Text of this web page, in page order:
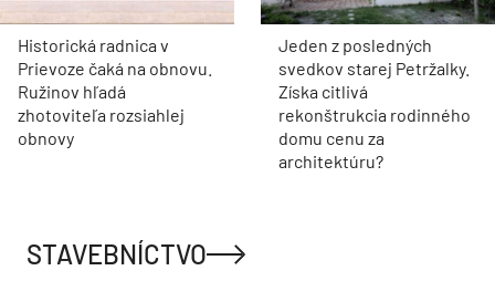
Historická radnica v
Prievoze čaká na obnovu.
Ružinov hľadá
zhotoviteľa rozsiahlej
obnovy
Jeden z posledných
svedkov starej Petržalky.
Získa citlivá
rekonštrukcia rodinného
domu cenu za
architektúru?
STAVEBNÍCTVO